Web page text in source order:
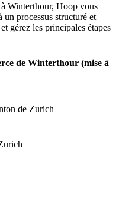
Winterthour, Hoop vous
un processus structuré et
gérez les principales étapes
de Winterthour (mise à
de Zurich